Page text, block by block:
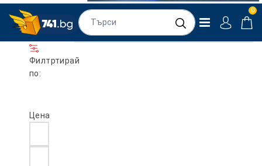
0
Филтртирай
по:
Цена